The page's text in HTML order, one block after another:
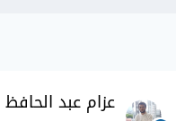
عزام عبد الحافظ